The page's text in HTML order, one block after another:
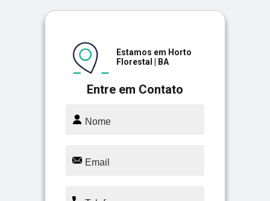
Entre em Contato
Estamos em Horto
Florestal | BA